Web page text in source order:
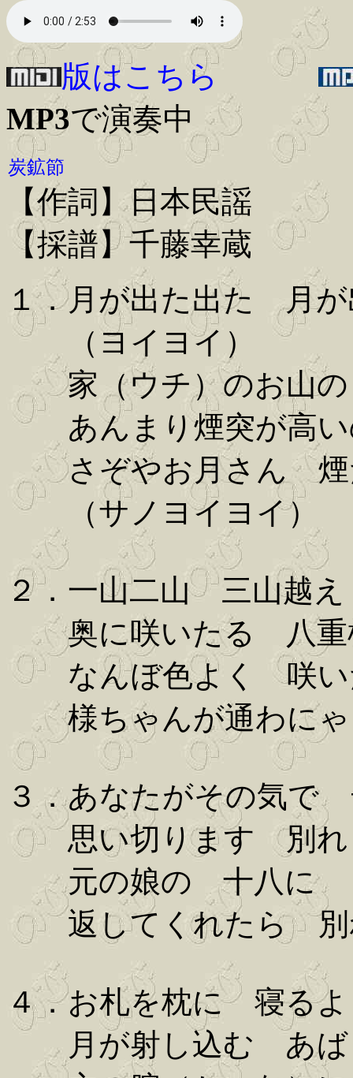
版はこちら
MP3で演奏中
炭鉱節
【作詞】日本民謡
【採譜】千藤幸蔵
１．月が出た出た 月が
（ヨイヨイ）
家（ウチ）のお山
あんまり煙突が高い
さぞやお月さん 煙
（サノヨイヨイ）
２．一山二山 三山越え
奥に咲いたる 八重
なんぼ色よく 咲い
様ちゃんが通わに
３．あなたがその気で
思い切ります 別れ
元の娘の 十八に
返してくれたら 別
４．お札を枕に 寝る
月が射し込む あば